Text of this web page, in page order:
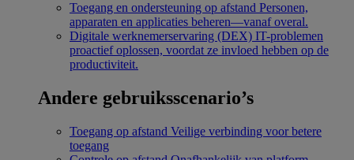
Toegang en ondersteuning op afstand Personen,
apparaten en applicaties beheren—vanaf overal.
Digitale werknemerservaring (DEX) IT-problemen
proactief oplossen, voordat ze invloed hebben op de
productiviteit.
Andere gebruiksscenario’s
Toegang op afstand Veilige verbinding voor betere
toegang